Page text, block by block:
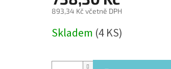
893,34 Kč včetně DPH
cena:
Skladem (4 KS)